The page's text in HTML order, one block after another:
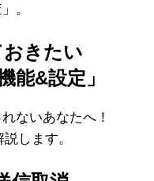
。
きたい
能&設定」
ないあなたへ！
します。